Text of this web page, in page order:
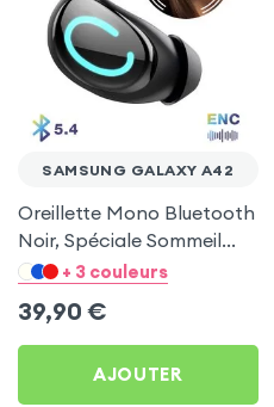
SAMSUNG GALAXY A42
Oreillette Mono Bluetooth
Noir, Spéciale Sommeil
pour Samsung Galaxy
+ 3 couleurs
39,90 €
AJOUTER